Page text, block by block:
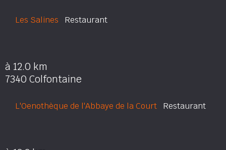
Les Salines Restaurant
à 12.0 km
7340 Colfontaine
L'Oenothèque de l'Abbaye de la Court Restaurant